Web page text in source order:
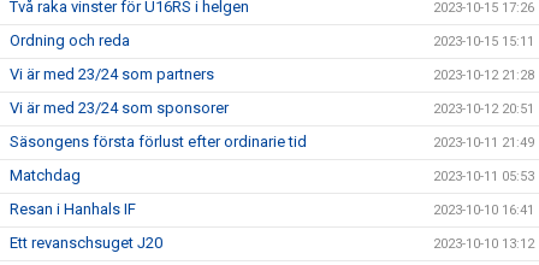
Två raka vinster för U16RS i helgen 2023-10-15 17:26
Ordning och reda 2023-10-15 15:11
Vi är med 23/24 som partners 2023-10-12 21:28
Vi är med 23/24 som sponsorer 2023-10-12 20:51
Säsongens första förlust efter ordinarie tid 2023-10-11 21:49
Matchdag 2023-10-11 05:53
Resan i Hanhals IF 2023-10-10 16:41
Ett revanschsuget J20 2023-10-10 13:12